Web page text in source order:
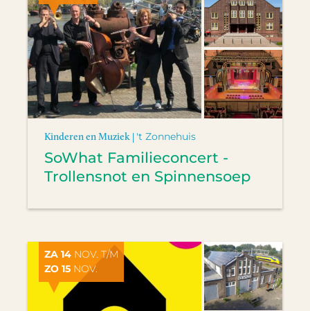
Kinderen en Muziek | 't Zonnehuis
SoWhat Familieconcert -
Trollensnot en Spinnensoep
ZA 14 NOV. T/M
ZO 15 NOV.